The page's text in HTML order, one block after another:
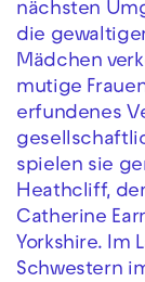
nächsten
die
Mädchen
mutige
erfundenes
spielen sie
Heathcliff,
Catherine
Yorkshire. Im
Schwestern